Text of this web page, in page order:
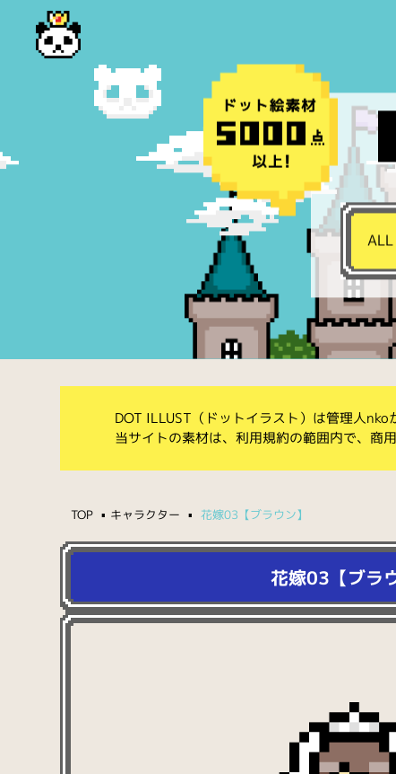
DOT ILLUST（ドットイラスト）は管理人nko
当サイトの素材は、利用規約の範囲内で、商
TOP キャラクター 花嫁03【ブラウン】
花嫁03【ブラ